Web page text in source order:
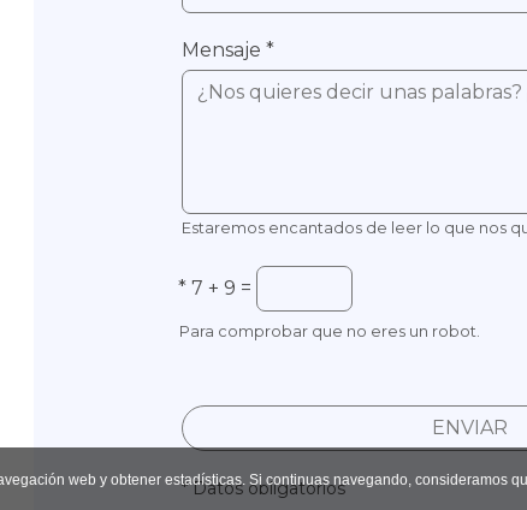
Mensaje *
Estaremos encantados de leer lo que nos
*7 + 9 =
Para comprobar que no eres un robot.
ENVIAR
* Datos obligatorios
web y obtener estadísticas. Si continuas navegando, consideramos